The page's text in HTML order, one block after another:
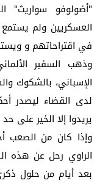
"أضولوفو سواريث"
العسكريين ولم
في اقتراحاتهم و
وذهب السفير
الإسباني، بالشكوك
لدى القضاء ليصدر
يريدوا إلا الخير على
وإذا كان من الصعب
الراوي رحل عن هذه
بعد أيام من حلول